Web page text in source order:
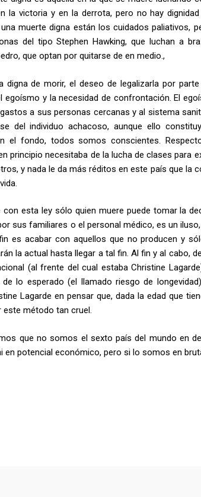
la victoria y en la derrota, pero no hay
muerte digna están los cuidados paliativos,
del tipo Stephen Hawking, que luchan a
que optan por quitarse de en medio.,
de morir, el deseo de legalizarla por
y la necesidad de confrontación. El
a sus personas cercanas y al sistema
del individuo achacoso, aunque ello
el fondo, todos somos conscientes.
principio necesitaba de la lucha de clases para
y nada le da más réditos en este país que la
esta ley sólo quien muere puede tomar la
sus familiares o el personal médico, es un
es acabar con aquellos que no producen y
la actual hasta llegar a tal fin. Al fin y al cabo,
(al frente del cual estaba Christine
lo esperado (el llamado riesgo de
Lagarde en pensar que, dada la edad que
método tan cruel.
que no somos el sexto país del mundo en
potencial económico, pero si lo somos en